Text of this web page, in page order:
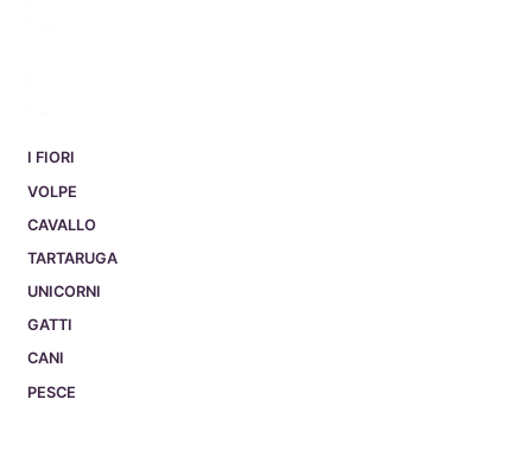
I FIORI
VOLPE
CAVALLO
TARTARUGA
UNICORNI
GATTI
CANI
PESCE